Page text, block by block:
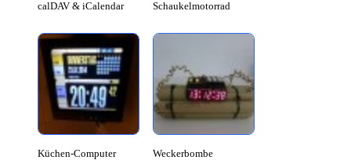
calDAV & iCalendar Schaukelmotorrad
Küchen-Computer Weckerbombe